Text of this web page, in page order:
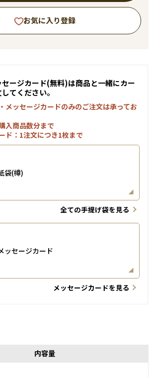
お気に入り登録
ージカード(無料)は商品と一緒にカー
てください。
メッセージカードのみのご注文は承ってお
入商品数分まで
ド：1注文につき1枚まで
袋(樽)
全ての手提げ袋を見る
ッセージカード
メッセージカードを見る
内容量